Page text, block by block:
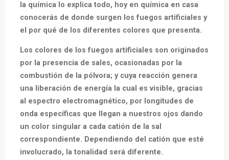
la química lo explica todo, hoy en química en casa
conocerás de donde surgen los fuegos artificiales y
el por qué de los diferentes colores que presenta.
Los colores de los fuegos artificiales son originados
por la presencia de sales, ocasionadas por la
combustión de la pólvora; y cuya reacción genera
una liberación de energía la cual es visible, gracias
al espectro electromagnético, por longitudes de
onda específicas que llegan a nuestros ojos dando
un color singular a cada catión de la sal
correspondiente. Dependiendo del catión que esté
involucrado, la tonalidad será diferente.